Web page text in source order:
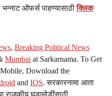
भन्नाट ऑफर्स पाहण्यासाठीक्लिक
, Breaking Political News
Mumbai at Sarkarnama. To Get
Download the
and IOS. सरकारनामा आता
राजकीय घडामोडींसाठी